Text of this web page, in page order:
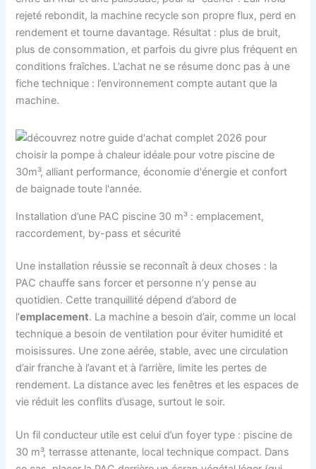
rejeté rebondit, la machine recycle son propre flux, perd en
rendement et tourne davantage. Résultat : plus de bruit,
plus de consommation, et parfois du givre plus fréquent en
conditions fraîches. L’achat ne se résume donc pas à une
fiche technique : l’environnement compte autant que la
machine.
Installation d’une PAC piscine 30 m³ : emplacement,
raccordement, by-pass et sécurité
Une installation réussie se reconnaît à deux choses : la
PAC chauffe sans forcer et personne n’y pense au
quotidien. Cette tranquillité dépend d’abord de
l’emplacement. La machine a besoin d’air, comme un local
technique a besoin de ventilation pour éviter humidité et
moisissures. Une zone aérée, stable, avec une circulation
d’air franche à l’avant et à l’arrière, limite les pertes de
rendement. La distance avec les fenêtres et les espaces de
vie réduit les conflits d’usage, surtout le soir.
Un fil conducteur utile est celui d’un foyer type : piscine de
30 m³, terrasse attenante, local technique compact. Dans